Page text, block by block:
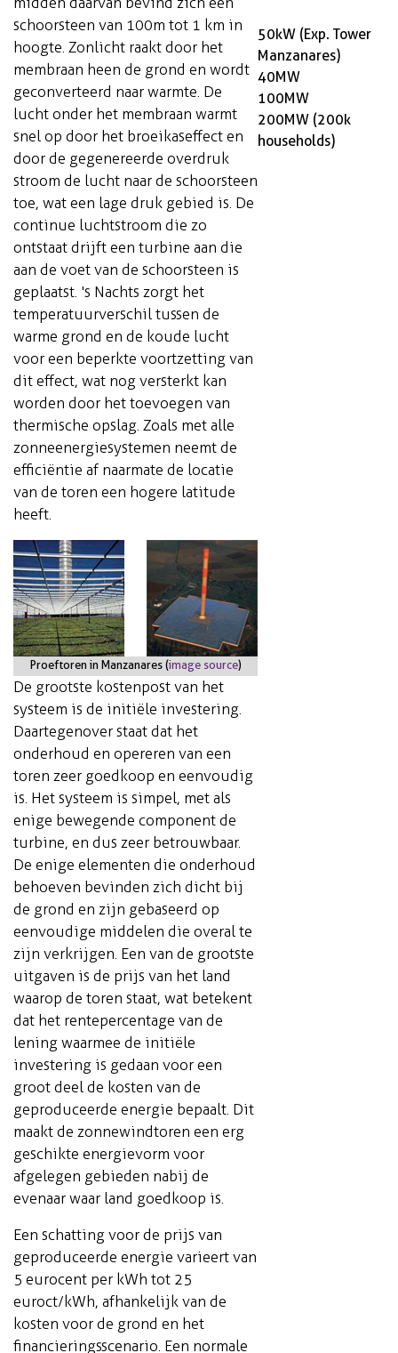
schoorsteen van 100m tot 1 km in
hoogte. Zonlicht raakt door het
membraan heen de grond en wordt
geconverteerd naar warmte. De
lucht onder het membraan warmt
snel op door het broeikaseffect en
door de gegenereerde overdruk
stroom de lucht naar de schoorsteen
toe, wat een lage druk gebied is. De
continue luchtstroom die zo
ontstaat drijft een turbine aan die
aan de voet van de schoorsteen is
geplaatst. 's Nachts zorgt het
temperatuurverschil tussen de
warme grond en de koude lucht
voor een beperkte voortzetting van
dit effect, wat nog versterkt kan
worden door het toevoegen van
thermische opslag. Zoals met alle
zonneenergiesystemen neemt de
efficiëntie af naarmate de locatie
van de toren een hogere latitude
heeft.
Proeftoren in Manzanares (image source)
De grootste kostenpost van het
systeem is de initiële investering.
Daartegenover staat dat het
onderhoud en opereren van een
toren zeer goedkoop en eenvoudig
is. Het systeem is simpel, met als
enige bewegende component de
turbine, en dus zeer betrouwbaar.
De enige elementen die onderhoud
behoeven bevinden zich dicht bij
de grond en zijn gebaseerd op
eenvoudige middelen die overal te
zijn verkrijgen. Een van de grootste
uitgaven is de prijs van het land
waarop de toren staat, wat betekent
dat het rentepercentage van de
lening waarmee de initiële
investering is gedaan voor een
groot deel de kosten van de
geproduceerde energie bepaalt. Dit
maakt de zonnewindtoren een erg
geschikte energievorm voor
afgelegen gebieden nabij de
evenaar waar land goedkoop is.
Een schatting voor de prijs van
geproduceerde energie varieert van
5 eurocent per kWh tot 25
euroct/kWh, afhankelijk van de
kosten voor de grond en het
financieringsscenario. Een normale
50kW (Exp. Tower
Manzanares)
40MW
100MW
200MW (200k
households)